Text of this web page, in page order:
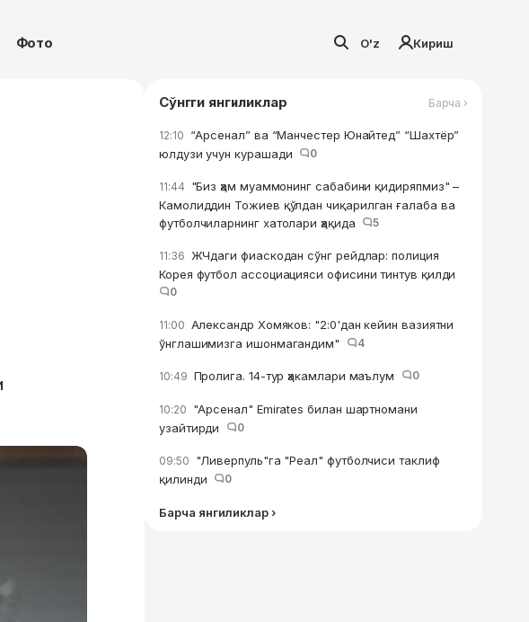
Фото O'z Кириш
Сўнгги янгиликлар Барча ›
12:10 “Арсенал” ва “Манчестер Юнайтед” “Шахтёр”
юлдузи учун курашади
0
11:44 "Биз ҳам муаммонинг сабабини қидиряпмиз" –
Камолиддин Тожиев қўлдан чиқарилган ғалаба ва
футболчиларнинг хатолари ҳақида
5
11:36 ЖЧдаги фиаскодан сўнг рейдлар: полиция
Корея футбол ассоциацияси офисини тинтув қилди
0
11:00 Александр Хомяков: "2:0'дан кейин вазиятни
ўнглашимизга ишонмагандим"
4
10:49 Пролига. 14-тур ҳакамлари маълум 0
10:20 "Арсенал" Emirates билан шартномани
узайтирди
0
09:50 "Ливерпуль"га "Реал" футболчиси таклиф
қилинди
0
Барча янгиликлар ›